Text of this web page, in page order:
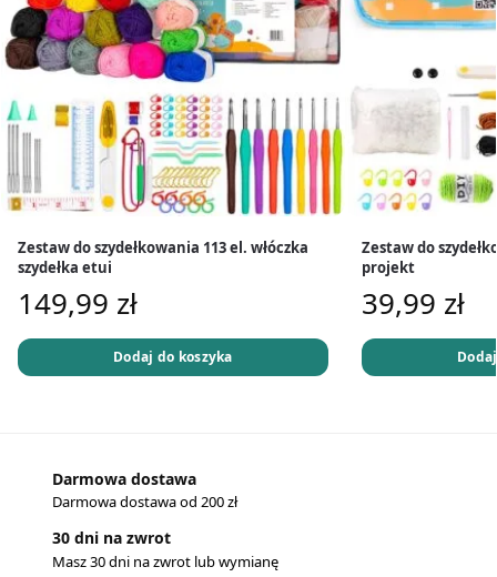
Zestaw do szydełkowania 113 el. włóczka
szydełka etui
149,99 zł
Dodaj do koszyka
Zestaw do
projekt
39,99 zł
Darmowa dostawa
Darmowa dostawa od 200 zł
30 dni na zwrot
Masz 30 dni na zwrot lub wymianę